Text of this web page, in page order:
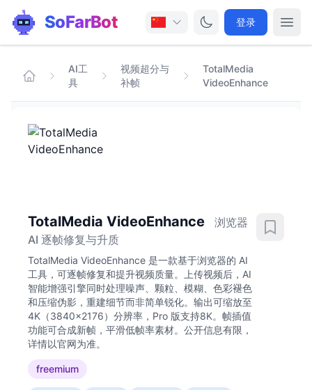
SoFarBot 登录
AI工
具
视频超分与
补帧
TotalMedia
VideoEnhance
TotalMedia VideoEnhance
浏览器
AI 逐帧修复与升质
TotalMedia VideoEnhance 是一款基于浏览器的 AI
工具，可逐帧修复和提升视频质量。上传视频后，AI
智能增强引擎同时处理噪声、颗粒、模糊、色彩褪色
和压缩伪影，重建细节而非简单锐化。输出可缩放至
4K（3840×2176）分辨率，Pro 版支持8K。帧插值
功能可合成新帧，平滑低帧率素材。公开信息有限，
详情以官网为准。
freemium